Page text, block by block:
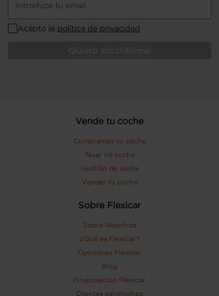
Introduce tu email
Acepto la política de privacidad
Vende tu coche
Compramos tu coche
Tasar mi coche
Gestión de venta
Vender tu coche
Sobre Flexicar
Sobre Nosotros
¿Qué es Flexicar?
Opiniones Flexicar
Blog
Financiación Flexicar
Clientes satisfechos